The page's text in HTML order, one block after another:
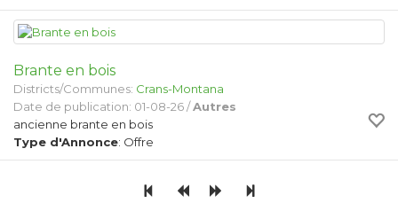
Brante en bois
Districts/Communes: Crans-Montana
Date de publication: 01-08-26 /Autres
ancienne brante en bois
Type d'Annonce: Offre